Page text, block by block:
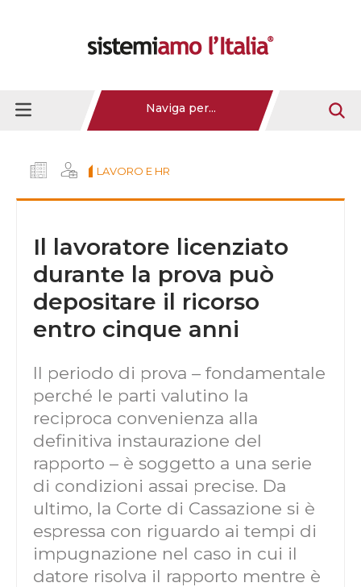
Naviga per...
LAVORO E HR
Il lavoratore licenziato
durante la prova può
depositare il ricorso
entro cinque anni
Il periodo di prova – fondamentale
perché le parti valutino la
reciproca convenienza alla
definitiva instaurazione del
rapporto – è soggetto a una serie
di condizioni assai precise. Da
ultimo, la Corte di Cassazione si è
espressa con riguardo ai tempi di
impugnazione nel caso in cui il
datore risolva il rapporto mentre è